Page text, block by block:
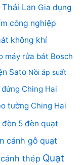
Lan Gia dụng
công nghiệp
không khí
máy rửa bát Bosch
Sato Nồi áp suất
Ching Hai
tường Ching Hai
5 đèn quạt
cánh gỗ quạt
thép Quạt